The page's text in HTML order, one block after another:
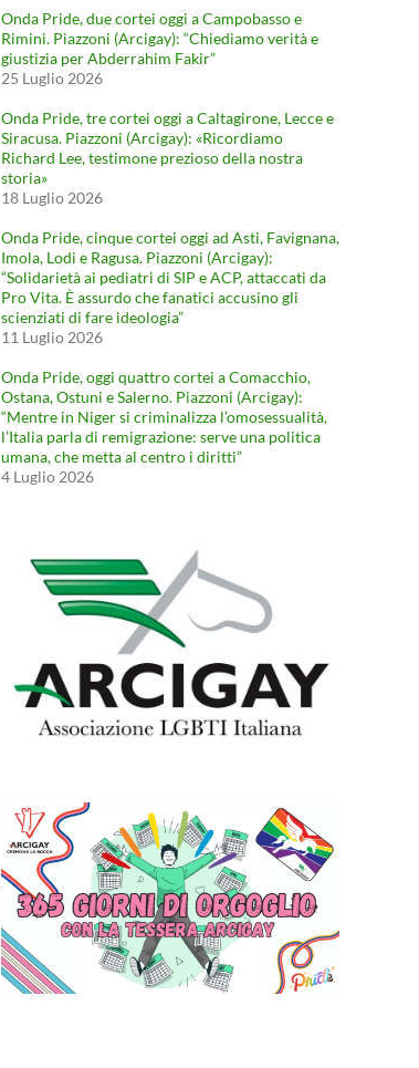
Onda Pride, due cortei oggi a Campobasso e
Rimini. Piazzoni (Arcigay): “Chiediamo verità e
giustizia per Abderrahim Fakir”
25 Luglio 2026
Onda Pride, tre cortei oggi a Caltagirone, Lecce e
Siracusa. Piazzoni (Arcigay): «Ricordiamo
Richard Lee, testimone prezioso della nostra
storia»
18 Luglio 2026
Onda Pride, cinque cortei oggi ad Asti, Favignana,
Imola, Lodi e Ragusa. Piazzoni (Arcigay):
“Solidarietà ai pediatri di SIP e ACP, attaccati da
Pro Vita. È assurdo che fanatici accusino gli
scienziati di fare ideologia”
11 Luglio 2026
Onda Pride, oggi quattro cortei a Comacchio,
Ostana, Ostuni e Salerno. Piazzoni (Arcigay):
“Mentre in Niger si criminalizza l’omosessualità,
l’Italia parla di remigrazione: serve una politica
umana, che metta al centro i diritti”
4 Luglio 2026